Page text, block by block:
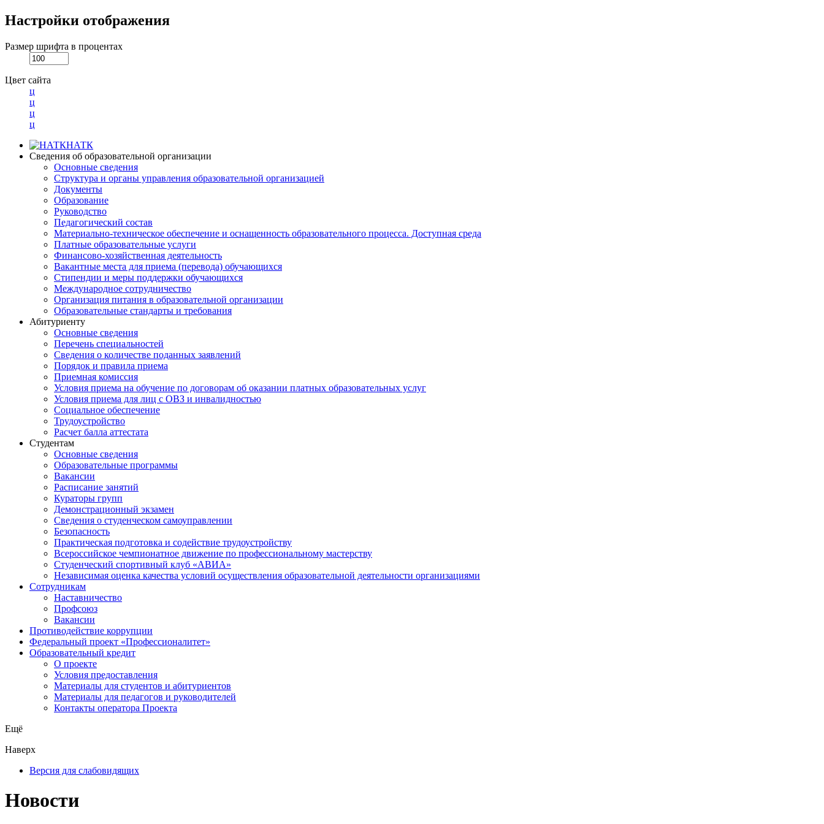
Настройки отображения
Размер шрифта в процентах
Цвет сайта
ц
ц
ц
ц
НАТК
Сведения об образовательной организации
Основные сведения
Структура и органы управления образовательной организацией
Документы
Образование
Руководство
Педагогический состав
Материально-техническое обеспечение и оснащенность образовательного процесса. Доступная среда
Платные образовательные услуги
Финансово-хозяйственная деятельность
Вакантные места для приема (перевода) обучающихся
Стипендии и меры поддержки обучающихся
Международное сотрудничество
Организация питания в образовательной организации
Образовательные стандарты и требования
Абитуриенту
Основные сведения
Перечень специальностей
Cведения о количестве поданных заявлений
Порядок и правила приема
Приемная комиссия
Условия приема на обучение по договорам об оказании платных образовательных услуг
Условия приема для лиц с ОВЗ и инвалидностью
Социальное обеспечение
Трудоустройство
Расчет балла аттестата
Студентам
Основные сведения
Образовательные программы
Вакансии
Расписание занятий
Кураторы групп
Демонстрационный экзамен
Сведения о студенческом самоуправлении
Безопасность
Практическая подготовка и содействие трудоустройству
Всероссийское чемпионатное движение по профессиональному мастерству
Студенческий спортивный клуб «АВИА»
Независимая оценка качества условий осуществления образовательной деятельности организациями
Сотрудникам
Наставничество
Профсоюз
Вакансии
Противодействие коррупции
Федеральный проект «Профессионалитет»
Образовательный кредит
О проекте
Условия предоставления
Материалы для студентов и абитуриентов
Материалы для педагогов и руководителей
Контакты оператора Проекта
Ещё
Наверх
Версия для слабовидящих
Новости